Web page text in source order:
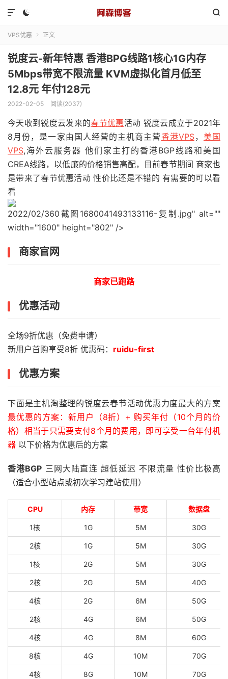
 

VPS优惠  正文
锐度云-新年特惠 香港BPG线路1核心1G内存
5Mbps带宽不限流量 KVM虚拟化首月低至
12.8元 年付128元
2022-02-05 阅读(2037)
今天收到锐度云发来的春节优惠活动 锐度云成立于2021年
8月份，是一家由国人经营的主机商主营 香港VPS， 美国
VPS,海外云服务器 他们家主打的香港BGP线路和美国
CREA线路，以低廉的价格销售高配，目前春节期间 商家也
是带来了春节优惠活动 性价比还是不错的 有需要的可以看
看
2022/02/360截图1680041493133116-复制.jpg" alt=""
width="1600" height="802" />
商家官网
商家已跑路
优惠活动
全场9折优惠（免费申请）
新用户首购享受8折 优惠码： ruidu-first
优惠方案
下面是主机淘整理的锐度云春节活动优惠力度最大的方案
最优惠的方案：新用户（8折）+ 购买年付（10个月的价
格）相当于只需要支付8个月的费用，即可享受一台年付机
器 以下价格为优惠后的方案
香港BGP 三网大陆直连 超低延迟 不限流量 性价比极高
（适合小型站点或初次学习建站使用）
CPU 内存 带宽 数据盘
1核 1G 5M 30G
2核 1G 5M 30G
1核 2G 5M 30G
2核 2G 5M 40G
4核 2G 6M 50G
2核 4G 6M 50G
4核 4G 8M 60G
8核 4G 10M 70G
4核 8G 10M 70G